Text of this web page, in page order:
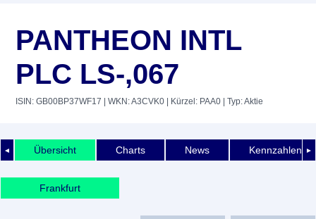
PANTHEON INTL
PLC LS-,067
ISIN: GB00BP37WF17 | WKN: A3CVK0 | Kürzel: PAA0 | Typ: Aktie
◄ ►
Übersicht Charts News Kennzahlen
Frankfurt